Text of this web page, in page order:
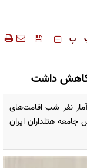
پ
نفر شب اقامت‌های
کرد رئیس جامعه هتلداران ایران